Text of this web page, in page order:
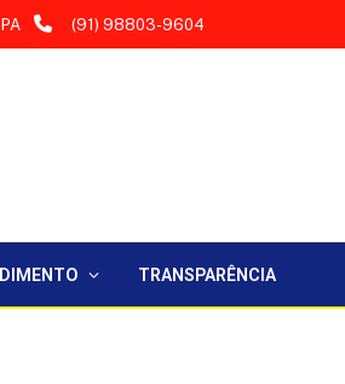
(91) 98803-9604
TRANSPARÊNCIA